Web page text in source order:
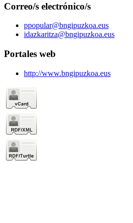
Correo/s electrónico/s
ppopular@bngipuzkoa.eus
idazkaritza@bngipuzkoa.eus
Portales web
http://www.bngipuzkoa.eus